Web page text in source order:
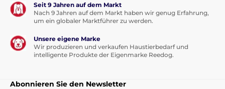
Seit 9 Jahren auf dem Markt
Nach 9 Jahren auf dem Markt haben wir genug Erfahrung,
um ein globaler Marktführer zu werden.
Unsere eigene Marke
Wir produzieren und verkaufen Haustierbedarf und
intelligente Produkte der Eigenmarke Reedog.
Abonnieren Sie den Newsletter